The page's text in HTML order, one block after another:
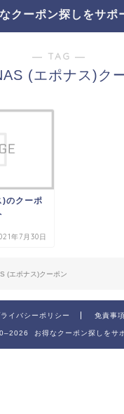
クーポン探しをサポ
― TAG ―
(エポナス)ク
のクーポ
年7月30日
(エポナス)クーポン
ライバシーポリシー 免責事項
お得なクーポン探しをサ